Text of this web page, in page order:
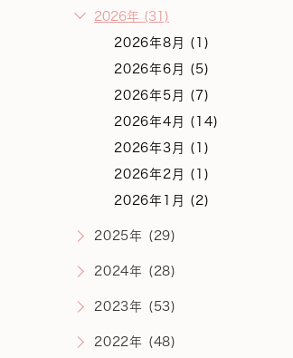
2026年 (31)
2026年8月 (1)
2026年6月 (5)
2026年5月 (7)
2026年4月 (14)
2026年3月 (1)
2026年2月 (1)
2026年1月 (2)
2025年 (29)
2024年 (28)
2023年 (53)
2022年 (48)